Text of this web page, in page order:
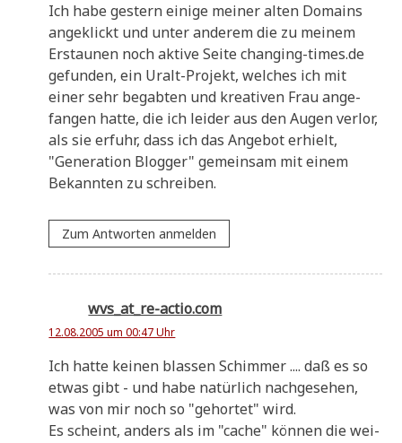
Ich habe gestern eini­ge mei­ner alten Domains
ange­klickt und unter ande­rem die zu mei­nem
Erstau­nen noch akti­ve Sei­te changing-times.de
gefun­den, ein Uralt-Pro­jekt, wel­ches ich mit
einer sehr begab­ten und krea­ti­ven Frau ange­
fan­gen hat­te, die ich lei­der aus den Augen ver­lor,
als sie erfuhr, dass ich das Ange­bot erhielt,
"Gene­ra­ti­on Blog­ger" gemein­sam mit einem
Bekann­ten zu schreiben.
Zum Antworten anmelden
wvs_at_re-actio.com
12.08.2005 um 00:47 Uhr
Ich hat­te kei­nen blas­sen Schim­mer .... daß es so
etwas gibt - und habe natür­lich nach­ge­se­hen,
was von mir noch so "gehor­tet" wird.
Es scheint, anders als im "cache" kön­nen die wei­